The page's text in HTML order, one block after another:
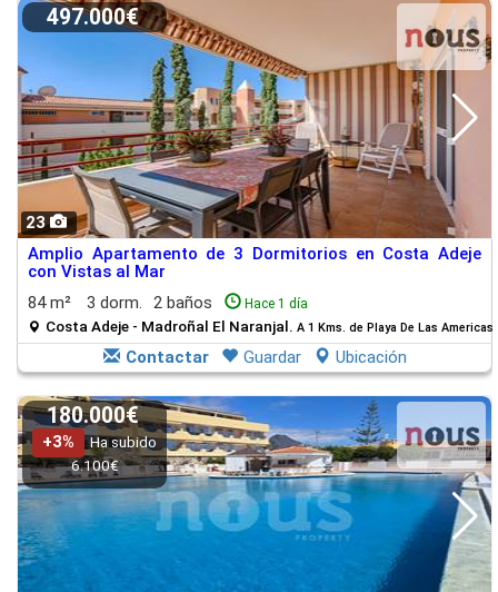
23
497.000€
Amplio Apartamento de 3 Dormitorios en Costa Adeje
con Vistas al Mar
84 m²
3 dorm. 2 baños Hace 1 día
Costa Adeje - Madroñal El Naranjal. A 1 Kms. de Playa De Las Americas
Contactar Guardar Ubicación
180.000€
+3%
Ha subido
6.100€